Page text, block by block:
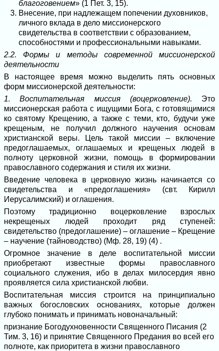
благоговением» (1 Пет. 3, 15).
Внесение, при надлежащем попечении духовников,
личного вклада в дело миссионерского
свидетельства в соответствии с образованием,
способностями и профессиональными навыками.
2.2. Формы и методы современной миссионерской
деятельности
В настоящее время можно выделить пять основных
форм миссионерской деятельности:
1. Воспитательная миссия (воцерковление). Это
миссионерская работа с ищущими Бога, с готовящимися
ко святому Крещению, а также с теми, кто, будучи уже
крещеным, не получил должного научения основам
христианской веры. Цель такой миссии – включение
предоглашаемых, оглашаемых и крещеных людей в
полноту церковной жизни, помощь в формировании
православного содержания и стиля их жизни.
Введение человека в церковную жизнь начинается со
свидетельства и «предоглашения» (свт. Кирилл
Иерусалимский) и оглашения.
Поэтому традиционно воцерковление взрослых
некрещеных людей проходит ряд ступеней:
свидетельство (предоглашение) – оглашение – Крещение
– научение (тайноводство) (Мф. 28, 19) (4) .
Огромное значение в деле воспитательной миссии
приобретают известные формы православного
социального служения, ибо в делах милосердия явно
проявляется сила христианской любви.
Воспитательная миссия строится на принципиально
важных богословских основаниях, которые должен
глубоко понимать и принимать новоначальный:
признание Богодухновенности Священного Писания (2
Тим. 3, 16) и принятие Священного Предания во всей его
полноте, как приоритета в жизни православного